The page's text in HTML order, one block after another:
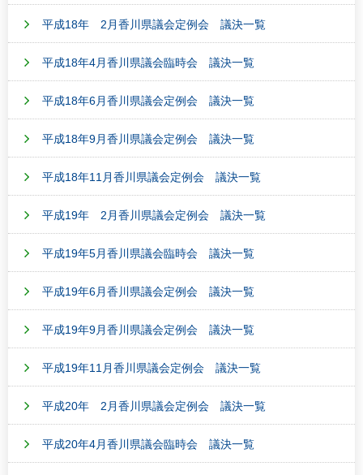
平成18年 2月香川県議会定例会 議決一覧
平成18年4月香川県議会臨時会 議決一覧
平成18年6月香川県議会定例会 議決一覧
平成18年9月香川県議会定例会 議決一覧
平成18年11月香川県議会定例会 議決一覧
平成19年 2月香川県議会定例会 議決一覧
平成19年5月香川県議会臨時会 議決一覧
平成19年6月香川県議会定例会 議決一覧
平成19年9月香川県議会定例会 議決一覧
平成19年11月香川県議会定例会 議決一覧
平成20年 2月香川県議会定例会 議決一覧
平成20年4月香川県議会臨時会 議決一覧